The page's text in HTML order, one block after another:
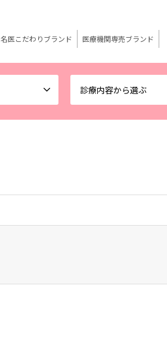
診療内容から選ぶ
名医こだわりブランド 医療機関専売ブランド